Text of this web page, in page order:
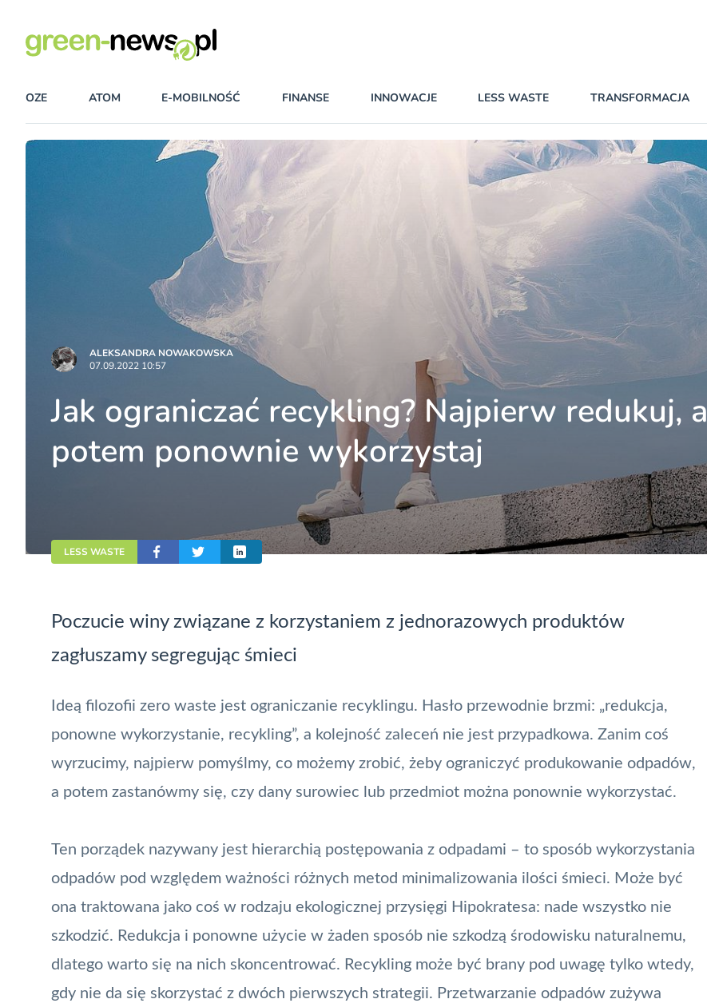
OZE ATOM E-MOBILNOŚĆ FINANSE INNOWACJE LESS WASTE TRANSFORMACJA
ALEKSANDRA NOWAKOWSKA
07.09.2022 10:57
Jak ograniczać recykling? Najpierw redukuj, a
potem ponownie wykorzystaj
LESS WASTE
Poczucie winy związane z korzystaniem z jednorazowych produktów
zagłuszamy segregując śmieci
Ideą filozofii zero waste jest ograniczanie recyklingu. Hasło przewodnie brzmi: „redukcja,
ponowne wykorzystanie, recykling”, a kolejność zaleceń nie jest przypadkowa. Zanim coś
wyrzucimy, najpierw pomyślmy, co możemy zrobić, żeby ograniczyć produkowanie odpadów,
a potem zastanówmy się, czy dany surowiec lub przedmiot można ponownie wykorzystać.
Ten porządek nazywany jest hierarchią postępowania z odpadami – to sposób wykorzystania
odpadów pod względem ważności różnych metod minimalizowania ilości śmieci. Może być
ona traktowana jako coś w rodzaju ekologicznej przysięgi Hipokratesa: nade wszystko nie
szkodzić. Redukcja i ponowne użycie w żaden sposób nie szkodzą środowisku naturalnemu,
dlatego warto się na nich skoncentrować. Recykling może być brany pod uwagę tylko wtedy,
gdy nie da się skorzystać z dwóch pierwszych strategii. Przetwarzanie odpadów zużywa